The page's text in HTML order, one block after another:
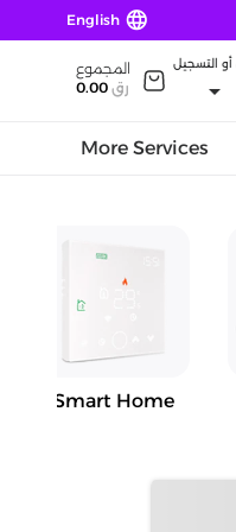
language
English
التسجيل
arrow_drop_down
المجموع
رق 0.00
More Services
Smart Home